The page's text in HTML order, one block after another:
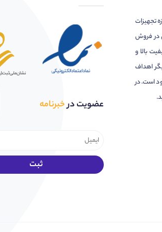
تجهیزات
در فروش
بالا و
اهداف
است. در
عضویت درخبرنامه